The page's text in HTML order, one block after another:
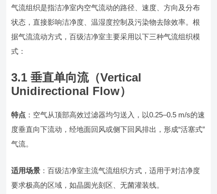
气流组织是指洁净室内空气流动的路径、速度、方向及分布
状态，直接影响洁净度、温湿度控制及污染物去除效率。根
据气流流动方式，百级洁净室主要采用以下三种气流组织模
式：
3.1 垂直单向流（Vertical
Unidirectional Flow）
特点 ：空气从顶部高效过滤器均匀送入，以0.25–0.5 m/s的速
度垂直向下流动，经地面回风或侧下回风排出，形成“活塞式”
气流。
适用场景 ：百级洁净室主流气流组织方式，适用于对洁净度
要求极高的区域，如晶圆光刻区、无菌灌装线。